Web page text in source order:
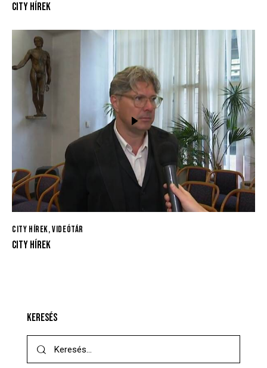
CITY HÍREK
CITY HÍREK,VIDEÓTÁR
CITY HÍREK
KERESÉS